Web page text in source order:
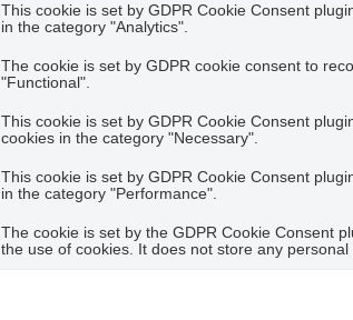
This cookie is set by GDPR Cookie Consent
in the category "Analytics".
The cookie is set by GDPR cookie consent to
"Functional".
This cookie is set by GDPR Cookie Consent
cookies in the category "Necessary".
This cookie is set by GDPR Cookie Consent
in the category "Performance".
The cookie is set by the GDPR Cookie Consent
the use of cookies. It does not store any personal